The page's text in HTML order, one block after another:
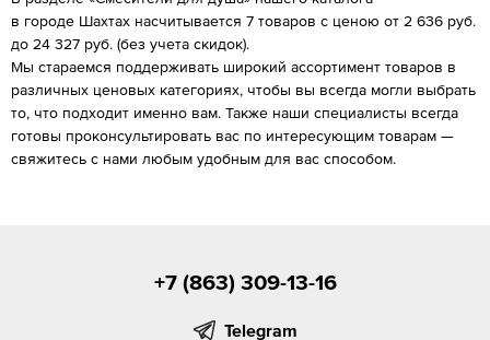
в городе Шахтах насчитывается 7 товаров с ценою от 2 636 руб.
до 24 327 руб. (без учета скидок).
Мы стараемся поддерживать широкий ассортимент товаров в
различных ценовых категориях, чтобы вы всегда могли выбрать
то, что подходит именно вам. Также наши специалисты всегда
готовы проконсультировать вас по интересующим товарам —
свяжитесь с нами любым удобным для вас способом.
+7 (863) 309-13-16
Telegram